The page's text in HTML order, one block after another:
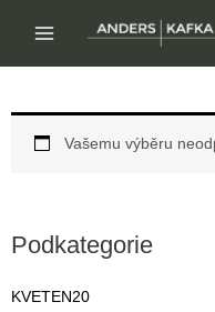
obsah
Podkategorie
KVETEN20
Vašemu výběru